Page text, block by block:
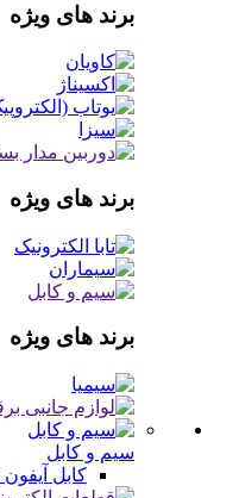
برند های ویژه
برند های ویژه
برند های ویژه
سیم و کابل
کابل آیفون